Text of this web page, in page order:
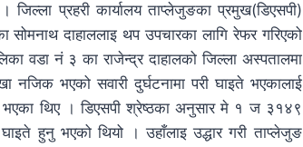
प्रहरी कार्यालय ताप्लेजुङका प्रमुख(डिएसपी)
दाहाललाइ थप उपचारका लागि रेफर गरिएको
वडा नं ३ का राजेन्द्र दाहालको जिल्ला अस्पतालमा
नजिक भएको सवारी दुर्घटनामा परी घाइते भएकालाई
भएका थिए । डिएसपी श्रेष्ठका अनुसार मे १ ज ३१४९
घाइते हुनु भएको थियो । उहाँलाइ उद्धार गरी ताप्लेजुङ